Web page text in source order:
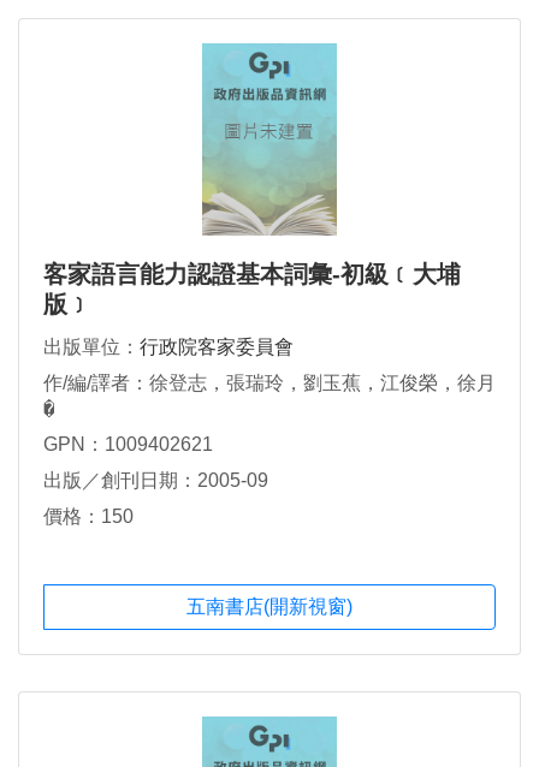
客家語言能力認證基本詞彙-初級﹝大埔
版﹞
出版單位： 行政院客家委員會
作/編/譯者：徐登志，張瑞玲，劉玉蕉，江俊榮，徐月
�
GPN：1009402621
出版／創刊日期：2005-09
價格：150
五南書店(開新視窗)